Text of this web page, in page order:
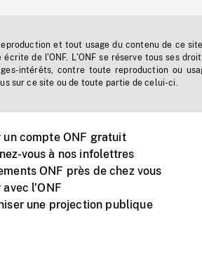
reproduction et tout usage du contenu de ce
écrite de l'ONF. L'ONF se réserve tous ses
intérêts, contre toute reproduction ou
sur ce site ou de toute partie de celui-ci.
un compte ONF gratuit
vous à nos infolettres
ONF près de chez vous
l’ONF
une projection publique